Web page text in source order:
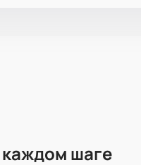
шаге